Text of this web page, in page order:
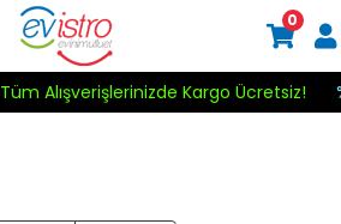
Tüm Alışverişlerinizde Kargo Ücretsiz!
0